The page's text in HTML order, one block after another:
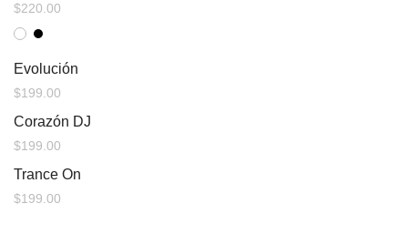
$220.00
Evolución
$199.00
Corazón DJ
$199.00
Trance On
$199.00